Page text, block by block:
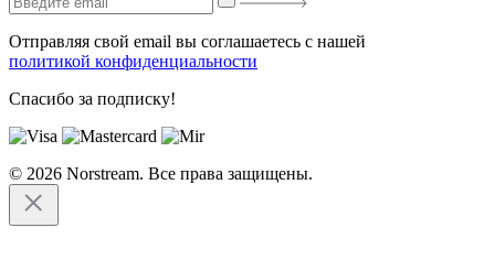
Отправляя свой email вы соглашаетесь с нашей
политикой конфиденциальности
Спасибо за подписку!
© 2026 Norstream. Все права защищены.